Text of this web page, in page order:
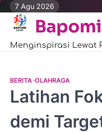
Skip
content
7 Agu 2026
Menginspirasi Lewat
BERITA OLAHRAGA
Latihan
demi